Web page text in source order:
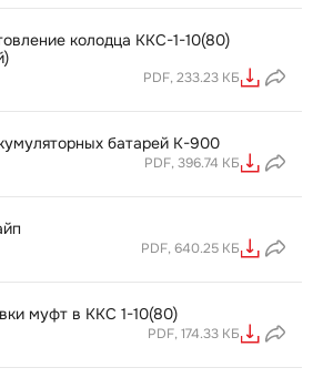
колодца ККС-1-10(80)
PDF, 233.23 КБ
батарей K-900
PDF, 396.74 КБ
PDF, 640.25 КБ
муфт в ККС 1-10(80)
PDF, 174.33 КБ